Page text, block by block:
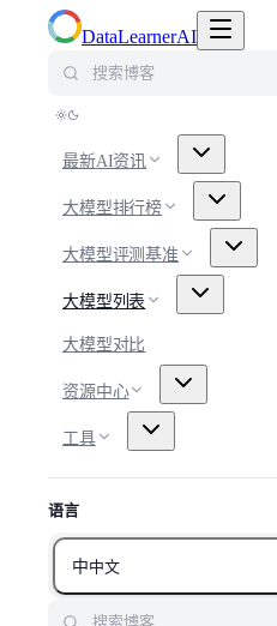
DataLearnerAI
最新AI资讯
大模型排行榜
大模型评测基准
大模型列表
大模型对比
资源中心
工具
语言
中中文